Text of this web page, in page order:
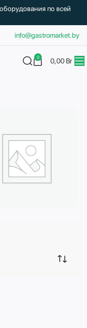
info@gastromarket.by
0 0,00 Br
по всей